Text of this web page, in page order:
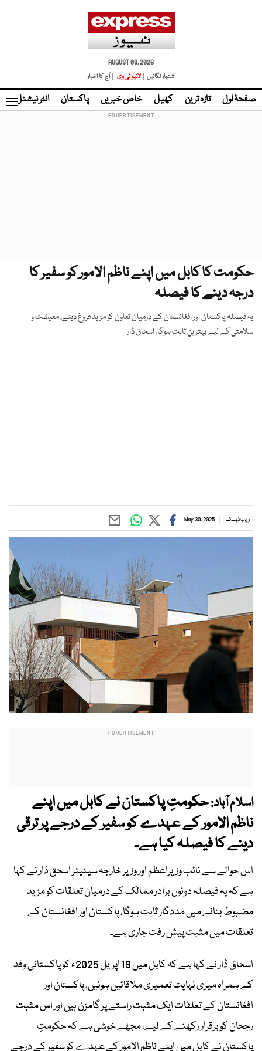
AUGUST 09, 2026
اشتہار لگائیں |
لائیو ٹی وی | آج کا اخبار
صفحۂ اول تازہ ترین کھیل خاص خبریں پاکستان انٹر نیشنل
حکومت کا کابل میں اپنے ناظم الامور کو سفیر کا
درجہ دینے کا فیصلہ
یہ فیصلہ پاکستان اور افغانستان کے درمیان تعاون کو مزید فروغ دینے، معیشت و
سلامتی کے لیے بہترین ثابت ہوگا، اسحاق ڈار
ویب ڈیسک May 30, 2025
اسلام آباد:حکومتِ پاکستان نے کابل میں اپنے
ناظم الامور کے عہدے کو سفیر کے درجے پر ترقی
دینے کا فیصلہ کیا ہے۔
اس حوالے سے نائب وزیراعظم اور وزیر خارجہ سینیٹر اسحق ڈار نے کہا
ہے کہ یہ فیصلہ دونوں برادر ممالک کے درمیان تعلقات کو مزید
مضبوط بنانے میں مددگار ثابت ہوگا، پاکستان اور افغانستان کے
تعلقات میں مثبت پیش رفت جاری ہے۔
اسحاق ڈار نے کہا ہے کہ کابل میں 19 اپریل 2025ء کو پاکستانی وفد
کے ہمراہ میری نہایت تعمیری ملاقاتیں ہوئیں، پاکستان اور
افغانستان کے تعلقات ایک مثبت راستے پر گامزن ہیں اور اس مثبت
رجحان کو برقرار رکھنے کے لیے، مجھے خوشی ہے کہ حکومتِ
پاکستان نے کابل میں اپنے ناظم الامور کے عہدے کو سفیر کے درجے